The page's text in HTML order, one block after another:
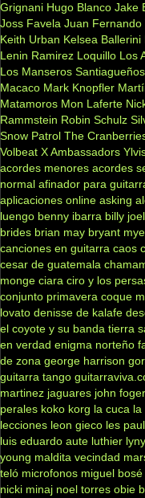
Grignani Hugo Blanco Jake
Joss Favela Juan Fernando
Keith Urban Kelsea Ballerini
Lenin Ramirez Loquillo Los
Los Manseros Santiagueños
Macaco Mark Knopfler
Matamoros Mon Laferte
Rammstein Robin Schulz
Snow Patrol The
Volbeat X Ambassadors
acordes menores acordes
normal afinador para
aplicaciones online asking
luengo benny ibarra billy joel
brides brian may bryant
canciones en guitarra caos
cesar de guatemala
monge ciara ciro y los
conjunto primavera coque
lovato denisse de kalafe
el coyote y su banda tierra
en verdad enigma norteño
de zona george harrison
guitarra tango
martinez jaguares john
perales koko korg la cuca la
lecciones leon gieco les paul
luis eduardo aute luthier
young maldita vecindad
teló microfonos miguel bosé
nicki minaj noel torres obie